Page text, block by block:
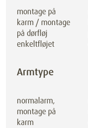
montage på
karm / montage
på dørfløj
enkeltfløjet
Armtype
normalarm,
montage på
karm